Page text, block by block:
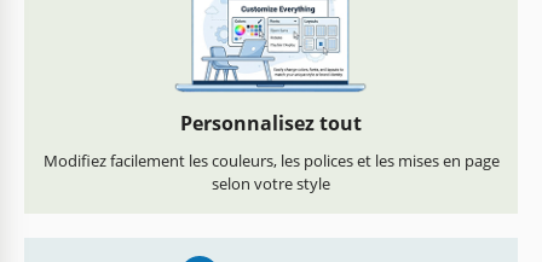
Personnalisez tout
Modifiez facilement les couleurs, les polices et les mises en page
selon votre style